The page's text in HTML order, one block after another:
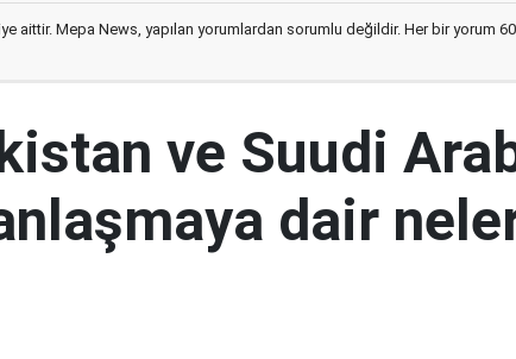
aittir. Mepa News, yapılan yorumlardan sorumlu değildir. Her bir yorum
ve Suudi
dair